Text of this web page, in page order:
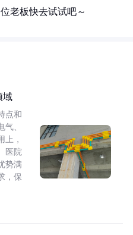
老板快去试试吧～
域
点和
、
上，
医院
势满
，保